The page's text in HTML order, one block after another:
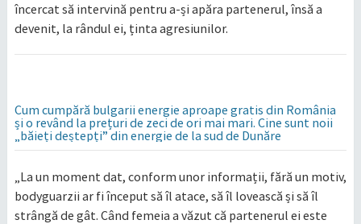
încercat să intervină pentru a-și apăra partenerul, însă a
devenit, la rândul ei, ținta agresiunilor.
Cum cumpără bulgarii energie aproape gratis din România
și o revând la prețuri de zeci de ori mai mari. Cine sunt noii
„băieți deștepți” din energie de la sud de Dunăre
„La un moment dat, conform unor informații, fără un motiv,
bodyguarzii ar fi început să îl atace, să îl lovească și să îl
strângă de gât. Când femeia a văzut că partenerul ei este